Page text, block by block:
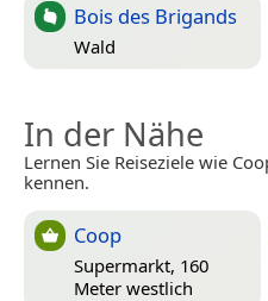
Bois des Brigands
Wald
In der Nähe
Lernen Sie Reiseziele wie
kennen.
Coop
Supermarkt, 160
Meter westlich